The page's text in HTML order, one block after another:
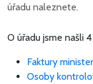
úřadu naleznete.
O úřadu jsme našli
Faktury
Osoby